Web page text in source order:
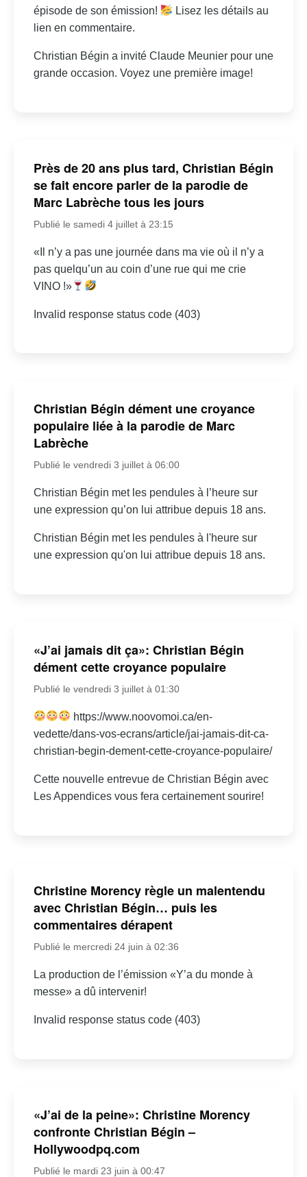
épisode de son émission!
Lisez les détails au
lien en commentaire.
Christian Bégin a invité Claude Meunier pour une
grande occasion. Voyez une première image!
Près de 20 ans plus tard, Christian Bégin
se fait encore parler de la parodie de
Marc Labrèche tous les jours
Publié le samedi 4 juillet à 23:15
«Il n’y a pas une journée dans ma vie où il n’y a
pas quelqu’un au coin d’une rue qui me crie
VINO !»
Invalid response status code (403)
Christian Bégin dément une croyance
populaire liée à la parodie de Marc
Labrèche
Publié le vendredi 3 juillet à 06:00
Christian Bégin met les pendules à l’heure sur
une expression qu’on lui attribue depuis 18 ans.
Christian Bégin met les pendules à l'heure sur
une expression qu'on lui attribue depuis 18 ans.
«J’ai jamais dit ça»: Christian Bégin
dément cette croyance populaire
Publié le vendredi 3 juillet à 01:30
https://www.noovomoi.ca/en-
vedette/dans-vos-ecrans/article/jai-jamais-dit-ca-
christian-begin-dement-cette-croyance-populaire/
Cette nouvelle entrevue de Christian Bégin avec
Les Appendices vous fera certainement sourire!
Christine Morency règle un malentendu
avec Christian Bégin… puis les
commentaires dérapent
Publié le mercredi 24 juin à 02:36
La production de l’émission «Y’a du monde à
messe» a dû intervenir!
Invalid response status code (403)
«J’ai de la peine»: Christine Morency
confronte Christian Bégin –
Hollywoodpq.com
Publié le mardi 23 juin à 00:47